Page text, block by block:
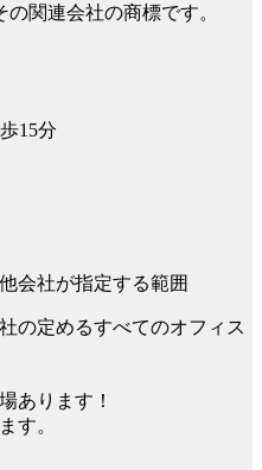
の関連会社の商標です。
15分
会社が指定する範囲
の定めるすべてのオフィス
あります！
す。